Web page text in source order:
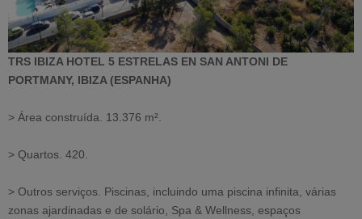
TRS IBIZA HOTEL 5 ESTRELAS EN SAN ANTONI DE
PORTMANY, IBIZA (ESPANHA)
> Área construída. 13.376 m².
> Quartos. 420.
> Outros serviços. Piscinas, incluindo uma piscina infinita, várias
zonas ajardinadas e de solário, Spa & Wellness, espaços